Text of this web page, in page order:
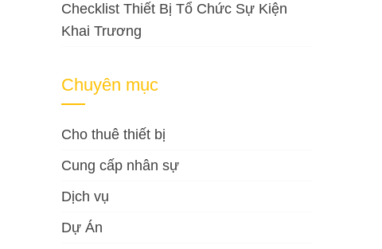
Checklist Thiết Bị Tổ Chức Sự Kiện
Khai Trương
Chuyên mục
Cho thuê thiết bị
Cung cấp nhân sự
Dịch vụ
Dự Án